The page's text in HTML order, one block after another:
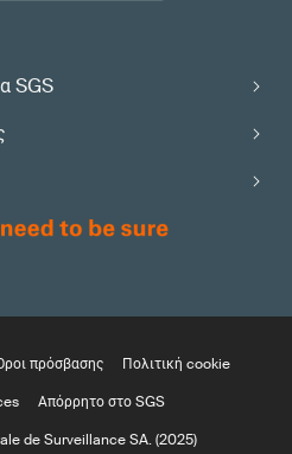
SGS
πρόσβασης
Πολιτική cookie
Απόρρητο στο SGS
de Surveillance SA. (2025)